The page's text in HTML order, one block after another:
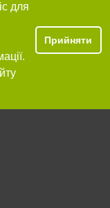
для
Прийняти